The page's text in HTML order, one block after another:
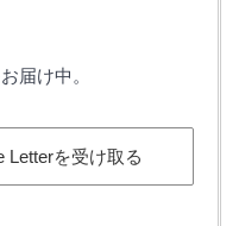
届け中。
Letterを受け取る